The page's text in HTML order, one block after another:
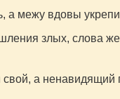
а межу вдовы
злых, слова
а ненавидящий